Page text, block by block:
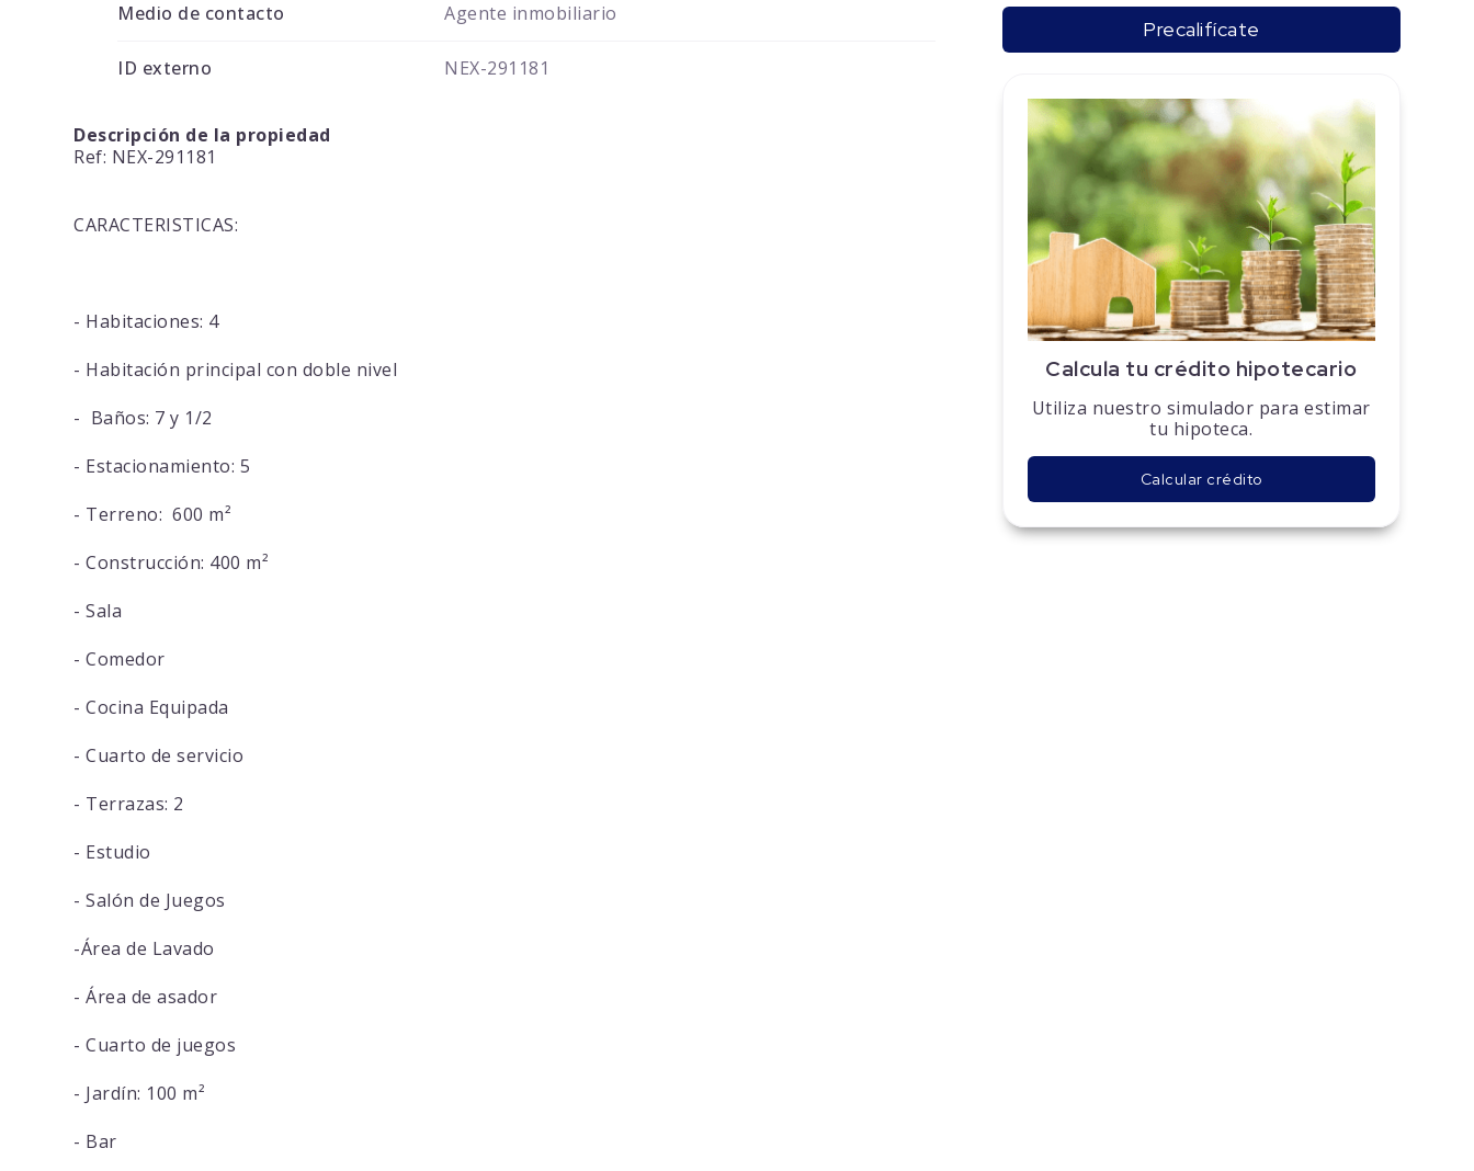
Medio de contacto Agente inmobiliario
ID externo NEX-291181
Descripción de la propiedad
Ref: NEX-291181
CARACTERISTICAS:
- Habitaciones: 4
- Habitación principal con doble nivel
- Baños: 7 y 1/2
- Estacionamiento: 5
- Terreno: 600 m²
- Construcción: 400 m²
- Sala
- Comedor
- Cocina Equipada
- Cuarto de servicio
- Terrazas: 2
- Estudio
- Salón de Juegos
-Área de Lavado
- Área de asador
- Cuarto de juegos
- Jardín: 100 m²
- Bar
Precalifícate
Calcula tu crédito hipotecario
Utiliza nuestro simulador para estimar
tu hipoteca.
Calcular crédito